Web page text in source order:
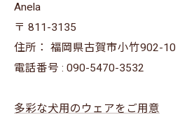
Anela
〒 811-3135
住所： 福岡県古賀市小竹902-10
電話番号 : 090-5470-3532
多彩な犬用のウェアをご用意